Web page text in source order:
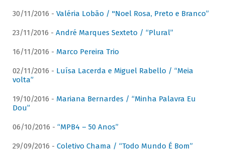
30/11/2016 - Valéria Lobão / "Noel Rosa, Preto e Branco”
23/11/2016 - André Marques Sexteto / “Plural”
16/11/2016 - Marco Pereira Trio
02/11/2016 - Luísa Lacerda e Miguel Rabello / “Meia
volta”
19/10/2016 - Mariana Bernardes / “Minha Palavra Eu
Dou”
06/10/2016 - “MPB4 – 50 Anos”
29/09/2016 - Coletivo Chama / “Todo Mundo É Bom”